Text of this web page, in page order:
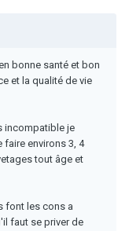
bonne santé et bon
et la qualité de vie
incompatible je
faire environs 3, 4
tout âge et
font les cons a
faut se priver de